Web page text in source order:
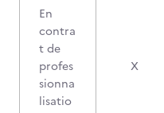
En
contra
t de
profes
sionna
lisatio
X